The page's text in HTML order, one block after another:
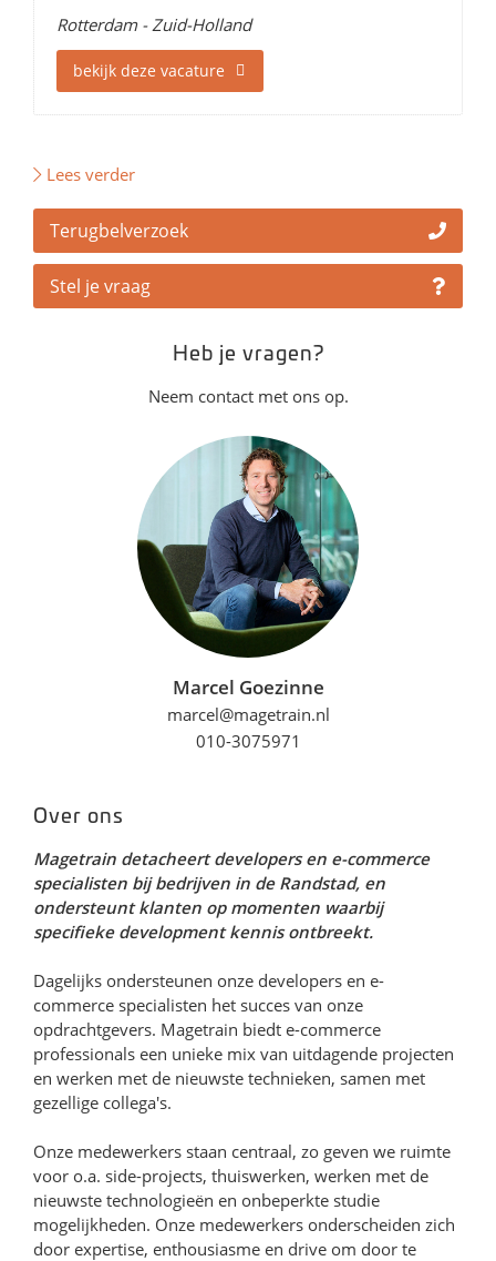
Rotterdam - Zuid-Holland
bekijk deze vacature
Lees verder
Terugbelverzoek
Stel je vraag
Heb je vragen?
Neem contact met ons op.
Marcel Goezinne
marcel@magetrain.nl
010-3075971
Over ons
Magetrain detacheert developers en e-commerce
specialisten bij bedrijven in de Randstad, en
ondersteunt klanten op momenten waarbij
specifieke development kennis ontbreekt.
Dagelijks ondersteunen onze developers en e-
commerce specialisten het succes van onze
opdrachtgevers. Magetrain biedt e-commerce
professionals een unieke mix van uitdagende projecten
en werken met de nieuwste technieken, samen met
gezellige collega's.
Onze medewerkers staan centraal, zo geven we ruimte
voor o.a. side-projects, thuiswerken, werken met de
nieuwste technologieën en onbeperkte studie
mogelijkheden. Onze medewerkers onderscheiden zich
door expertise, enthousiasme en drive om door te